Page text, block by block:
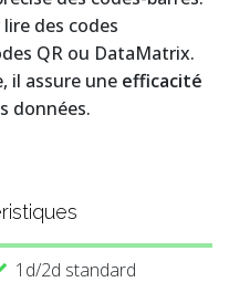
des codes
QR ou DataMatrix.
il assure une efficacité
données.
1d/2d standard